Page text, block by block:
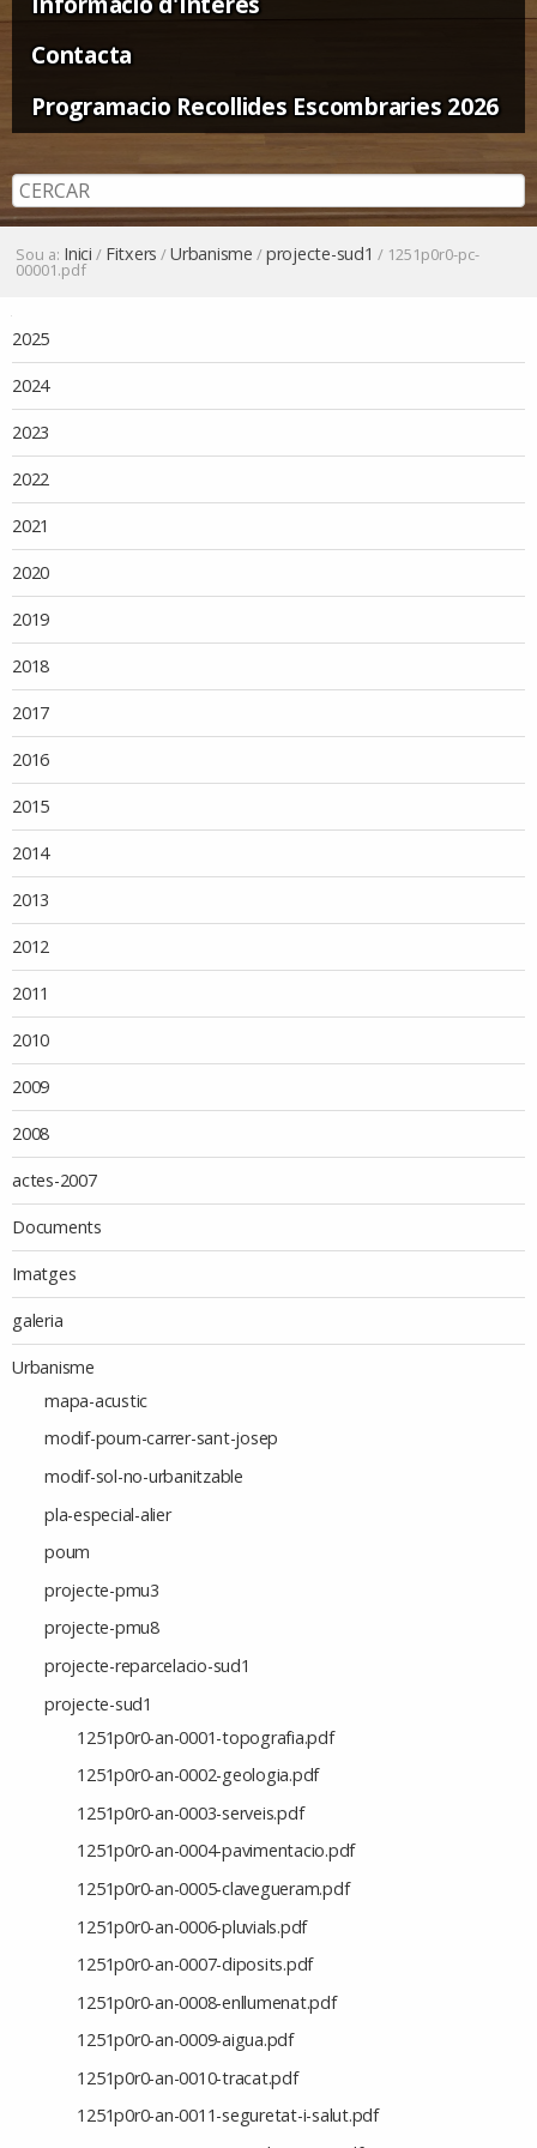
Contacta
Programacio Recollides Escombraries 2026
Sou a: Inici / Fitxers /Urbanisme /projecte-sud1 / 1251p0r0-pc-
00001.pdf
2025
2024
2023
2022
2021
2020
2019
2018
2017
2016
2015
2014
2013
2012
2011
2010
2009
2008
actes-2007
Documents
Imatges
galeria
Urbanisme
mapa-acustic
modif-poum-carrer-sant-josep
modif-sol-no-urbanitzable
pla-especial-alier
poum
projecte-pmu3
projecte-pmu8
projecte-reparcelacio-sud1
projecte-sud1
1251p0r0-an-0001-topografia.pdf
1251p0r0-an-0002-geologia.pdf
1251p0r0-an-0003-serveis.pdf
1251p0r0-an-0004-pavimentacio.pdf
1251p0r0-an-0005-clavegueram.pdf
1251p0r0-an-0006-pluvials.pdf
1251p0r0-an-0007-diposits.pdf
1251p0r0-an-0008-enllumenat.pdf
1251p0r0-an-0009-aigua.pdf
1251p0r0-an-0010-tracat.pdf
1251p0r0-an-0011-seguretat-i-salut.pdf